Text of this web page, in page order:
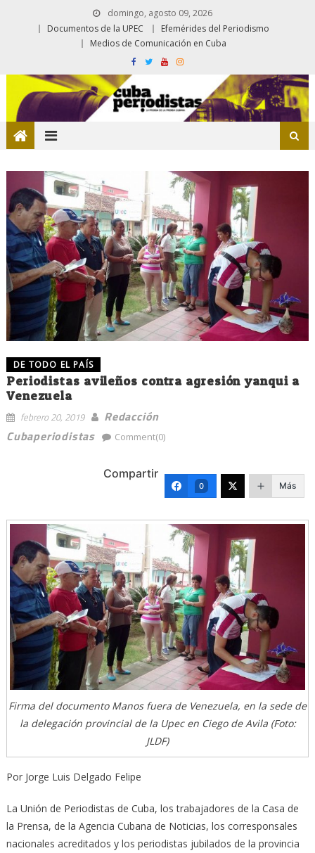
domingo, agosto 09, 2026
Documentos de la UPEC
Efemérides del Periodismo
Medios de Comunicación en Cuba
DE TODO EL PAÍS
Periodistas avileños contra agresión yanqui a
Venezuela
febrero 20, 2019
Redacción
Cubaperiodistas
Comment(0)
Compartir
0 Más
Firma del documento Manos fuera de Venezuela, en la sede de
la delegación provincial de la Upec en Ciego de Avila (Foto:
JLDF)
Por Jorge Luis Delgado Felipe
La Unión de Periodistas de Cuba, los trabajadores de la Casa de
la Prensa, de la Agencia Cubana de Noticias, los corresponsales
nacionales acreditados y los periodistas jubilados de la provincia